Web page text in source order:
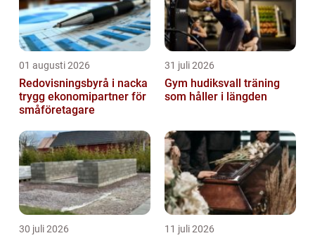
01 augusti 2026
Redovisningsbyrå i nacka
trygg ekonomipartner för
småföretagare
31 juli 2026
Gym hudiksvall träning
som håller i längden
30 juli 2026 11 juli 2026